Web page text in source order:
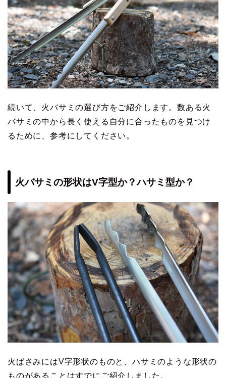
続いて、火バサミの選び方をご紹介します。数ある火
バサミの中から長く使える自分に合ったものを見つけ
るために、参考にしてください。
火バサミの形状はV字型か？ハサミ型か？
火ばさみにはV字形状のものと、ハサミのような形状の
ものがあることはすでにご紹介しました。